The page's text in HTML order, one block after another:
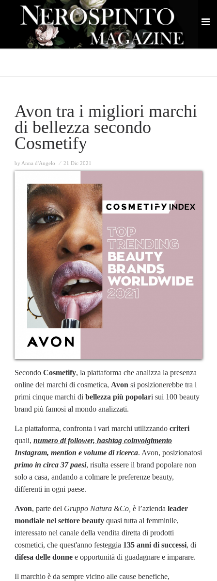
Avon tra i migliori marchi
di bellezza secondo
Cosmetify
by Anna d'Angelo ⁄ 21 Dic 2021
Secondo Cosmetify, la piattaforma che analizza la presenza
online dei marchi di cosmetica, Avon si posizionerebbe tra i
primi cinque marchi di bellezza più popolari sui 100 beauty
brand più famosi al mondo analizzati.
La piattaforma, confronta i vari marchi utilizzando criteri
quali, numero di follower, hashtag coinvolgimento
Instagram, mention e volume di ricerca. Avon, posizionatosi
primo in circa 37 paesi, risulta essere il brand popolare non
solo a casa, andando a colmare le preferenze beauty,
differenti in ogni paese.
Avon, parte del Gruppo Natura &Co, è l’azienda leader
mondiale nel settore beauty quasi tutta al femminile,
interessato nel canale della vendita diretta di prodotti
cosmetici, che quest'anno festeggia 135 anni di successi, di
difesa delle donne e opportunità di guadagnare e imparare.
Il marchio è da sempre vicino alle cause benefiche,